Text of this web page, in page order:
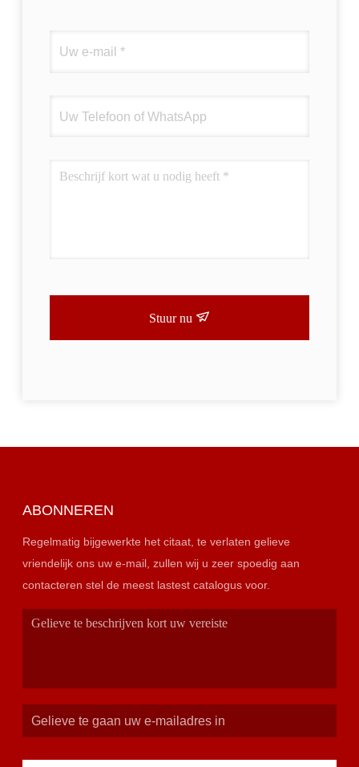
Stuur nu
ABONNEREN
Regelmatig bijgewerkte het citaat, te verlaten gelieve
vriendelijk ons uw e-mail, zullen wij u zeer spoedig aan
contacteren stel de meest lastest catalogus voor.